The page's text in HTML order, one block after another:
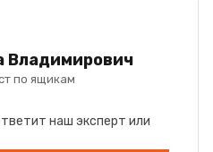
Владимирович
по ящикам
наш эксперт или